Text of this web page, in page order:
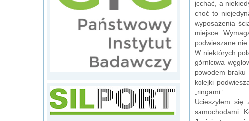
jechać, a
choć to
wyposażenia
miejsce.
podwieszane
W niektórych
górnictwa
powodem braku
kolejki
„ringami”.
Ucieszyłem
samochodami.